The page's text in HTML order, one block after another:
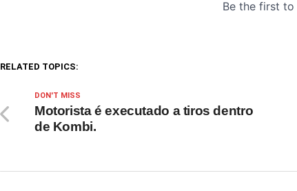
RELATED TOPICS:
DON'T MISS
Motorista é executado a tiros dentro
de Kombi.